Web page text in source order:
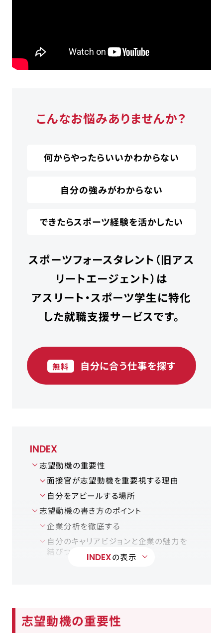
こんなお悩みありませんか？
何からやったらいいかわからない
自分の強みがわからない
できたらスポーツ経験を活かしたい
スポーツフォースタレント（旧アス
リートエージェント）は
アスリート・スポーツ学生に特化
した就職支援サービスです。
無料 自分に合う仕事を探す
INDEX
志望動機の重要性
面接官が志望動機を重要視する理由
自分をアピールする場所
志望動機の書き方のポイント
企業分析を徹底する
自分のキャリアビジョンと企業の魅力を
結びつける
スポーツで得たチームワークをアピール
する例文
INDEXの表示
志望動機の重要性